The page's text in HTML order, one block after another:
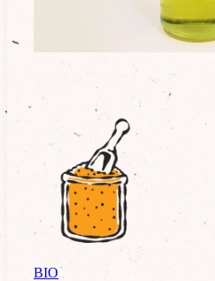
BIO
Condiments